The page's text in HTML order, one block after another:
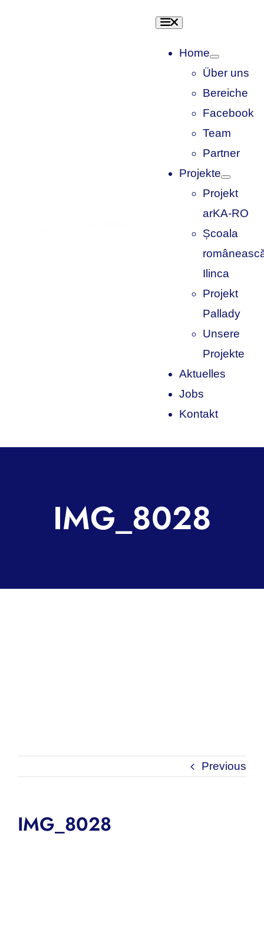
Toggle
Navigation
Home
Über uns
Bereiche
Facebook
Team
Partner
Projekte
Projekt
arKA-RO
Școala
Ilinca
Projekt
Pallady
Unsere
Projekte
Aktuelles
Jobs
Kontakt
IMG_8028
Previous
IMG_8028